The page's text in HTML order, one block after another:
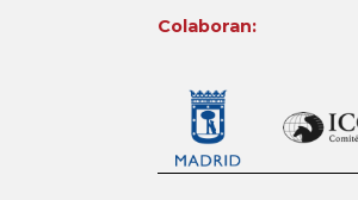
Colaboran: